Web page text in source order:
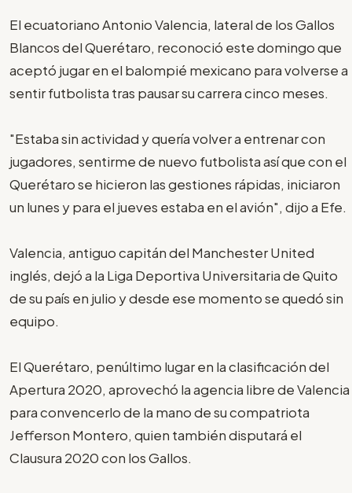
El ecuatoriano Antonio Valencia, lateral de los Gallos
Blancos del Querétaro, reconoció este domingo que
aceptó jugar en el balompié mexicano para volverse a
sentir futbolista tras pausar su carrera cinco meses.
"Estaba sin actividad y quería volver a entrenar con
jugadores, sentirme de nuevo futbolista así que con el
Querétaro se hicieron las gestiones rápidas, iniciaron
un lunes y para el jueves estaba en el avión", dijo a Efe.
Valencia, antiguo capitán del Manchester United
inglés, dejó a la Liga Deportiva Universitaria de Quito
de su país en julio y desde ese momento se quedó sin
equipo.
El Querétaro, penúltimo lugar en la clasificación del
Apertura 2020, aprovechó la agencia libre de Valencia
para convencerlo de la mano de su compatriota
Jefferson Montero, quien también disputará el
Clausura 2020 con los Gallos.